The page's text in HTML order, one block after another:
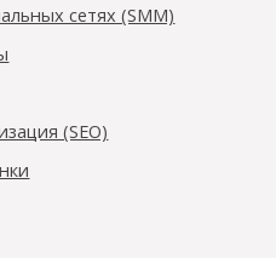
сетях (SMM)
(SEO)